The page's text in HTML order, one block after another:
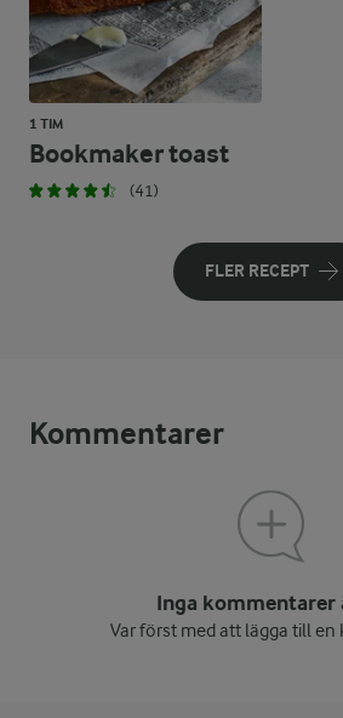
1 TIM
Bookmaker toast
(41)
FLER RECEPT
Kommentarer
Inga kommentarer
Var först med att lägga till